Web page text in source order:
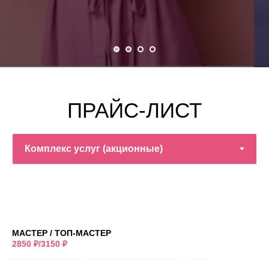
ПРАЙС-ЛИСТ
МАСТЕР / ТОП-МАСТЕР
2850 ₽/3150 ₽